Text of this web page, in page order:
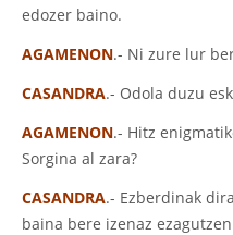
edozer baino.
AGAMENON.- Ni zure lur
CASANDRA.- Odola duzu
AGAMENON.- Hitz
Sorgina al zara?
CASANDRA.- Ezberdinak
baina bere izenaz